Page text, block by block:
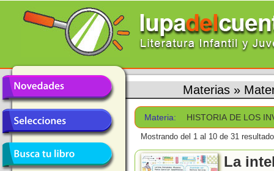
Materias »
Materia: HISTORIA DE LOS
Mostrando del 1 al 10 de 31
La